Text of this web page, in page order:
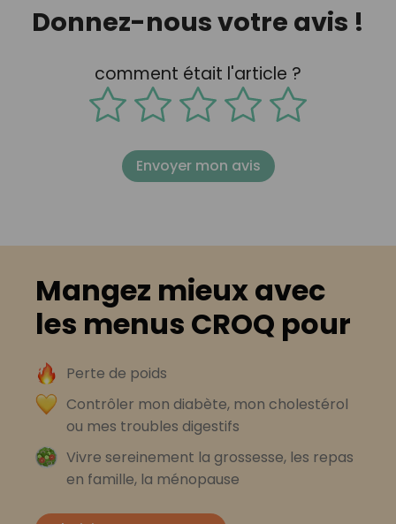
Donnez-nous votre avis !
comment était l'article ?
Envoyer mon avis
Mangez mieux avec
les menus CROQ pour
Perte de poids
Contrôler mon diabète, mon cholestérol
ou mes troubles digestifs
Vivre sereinement la grossesse, les repas
en famille, la ménopause